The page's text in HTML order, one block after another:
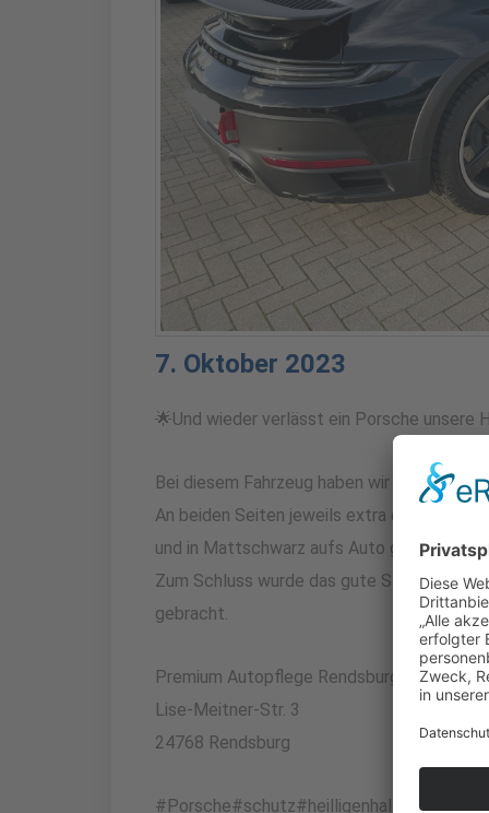
7. Oktober 2023
🌟Und wieder verlässt ein Porsche unsere
Bei diesem Fahrzeug haben wir auf dem
An beiden Seiten jeweils extra einen
und in Mattschwarz aufs Auto gebracht.
Zum Schluss wurde das gute Stück auf
gebracht.
Premium Autopflege Rendsburg
Lise-Meitner-Str. 3
24768 Rendsburg